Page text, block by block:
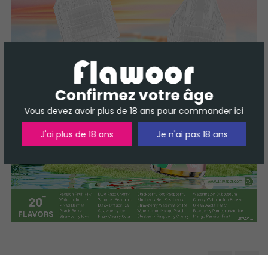
Confirmez votre âge
Vous devez avoir plus de 18 ans pour commander ici
J'ai plus de 18 ans
Je n'ai pas 18 ans